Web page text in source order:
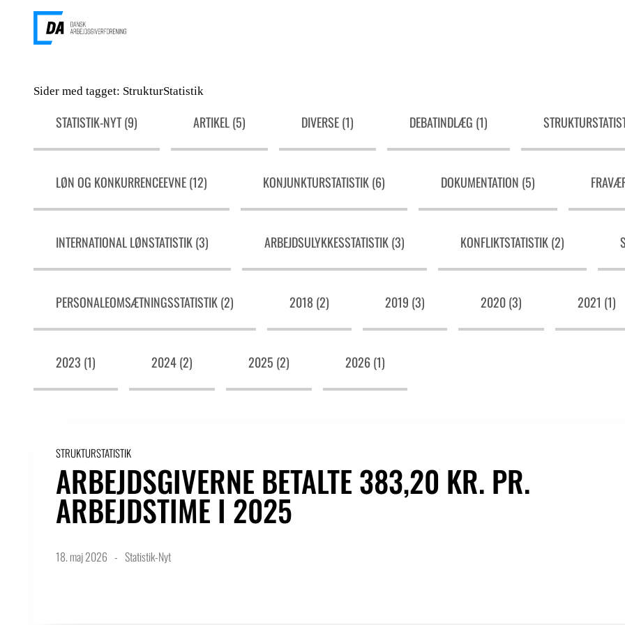
Sider med tagget: StrukturStatistik
STATISTIK-NYT (9) ARTIKEL (5) DIVERSE (1) DEBATINDLÆG (1)
LØN OG KONKURRENCEEVNE (12) KONJUNKTURSTATISTIK (6) DOKUMENTATION (5)
INTERNATIONAL LØNSTATISTIK (3) ARBEJDSULYKKESSTATISTIK (3) KONFLIKTSTATISTIK (2)
PERSONALEOMSÆTNINGSSTATISTIK (2) 2018 (2) 2019 (3) 2020 (3) 2021 (1)
2023 (1) 2024 (2) 2025 (2) 2026 (1)
STRUKTURSTATISTIK
ARBEJDSGIVERNE BETALTE 383,20 KR. PR.
ARBEJDSTIME I 2025
18. maj 2026 Statistik-Nyt